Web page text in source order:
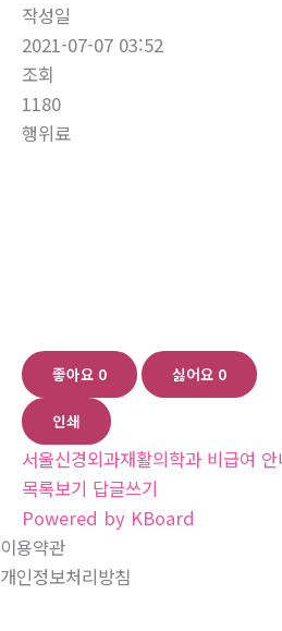
작성일
2021-07-07 03:52
조회
1180
행위료
좋아요 0 싫어요 0
인쇄
서울신경외과재활의학과 비급여
목록보기 답글쓰기
Powered by KBoard
이용약관
개인정보처리방침